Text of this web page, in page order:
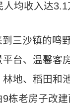
均收入达3.1
三沙镇的鸣
台、温馨客
地、稻田和
栋老房子改